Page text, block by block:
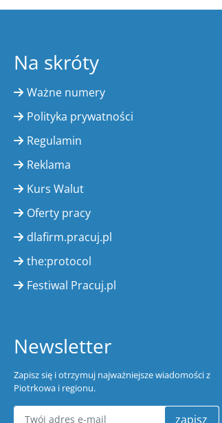
Na skróty
Ważne numery
Polityka prywatności
Regulamin
Reklama
Kurs Walut
Oferty pracy
dlafirm.pracuj.pl
the:protocol
Festiwal Pracuj.pl
Newsletter
Zapisz się i otrzymuj najważniejsze wiadomości z
Piotrkowa i regionu.
zapisz